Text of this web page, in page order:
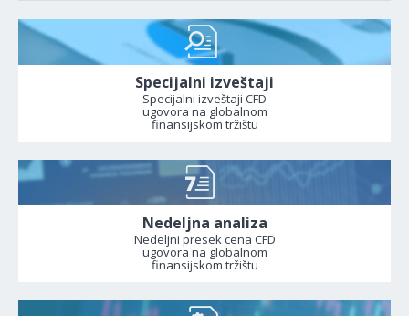
Specijalni izveštaji
Specijalni izveštaji CFD
ugovora na globalnom
finansijskom tržištu
Nedeljna analiza
Nedeljni presek cena CFD
ugovora na globalnom
finansijskom tržištu